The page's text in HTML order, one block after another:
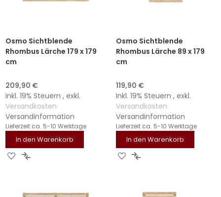
Osmo Sichtblende
Rhombus Lärche 179 x 179
cm
209,90 €
Inkl. 19% Steuern , exkl.
Versandkosten
Versandinformation
Lieferzeit ca. 5-10 Werktage
In den Warenkorb
ZURZUR
Osmo Sichtblende
Rhombus Lärche 89 x 179
cm
119,90 €
Inkl. 19% Steuern , exkl.
Versandkosten
Versandinformation
Lieferzeit ca. 5-10 Werktage
In den Warenkorb
ZURZUR